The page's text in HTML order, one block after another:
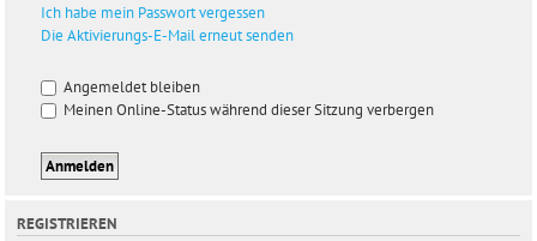
Ich habe mein Passwort vergessen
Die Aktivierungs-E-Mail erneut senden
Angemeldet bleiben
Meinen Online-Status während dieser Sitzung verbergen
REGISTRIEREN